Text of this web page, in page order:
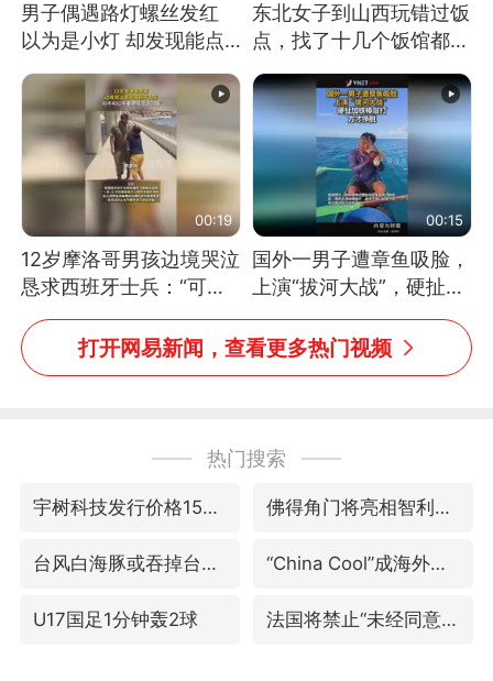
男子偶遇路灯螺丝发红
以为是小灯 却发现能点
燃香烟 当事人：已报警
处理
东北女子到山西玩错过饭
点，找了十几个饭馆都没
开门：午休到几点
00:19
12岁摩洛哥男孩边境哭泣
恳求西班牙士兵：“可不
可以不要把我遣返回国”
00:15
国外一男子遭章鱼吸脸，
上演“拔河大战”，硬扯加
铁棒敲打方才挣脱
打开网易新闻，查看更多热门视频
热门搜索
宇树科技发行价格150.80元/股 佛得角门将亮相智利俱乐部主场
台风白海豚或吞掉台风鲸鱼 “China Cool”成海外热词
U17国足1分钟轰2球 法国将禁止“未经同意的电话营销”